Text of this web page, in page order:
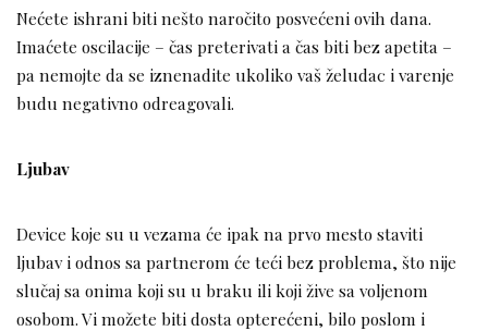
Nećete ishrani biti nešto naročito posvećeni ovih dana.
Imaćete oscilacije – čas preterivati a čas biti bez apetita –
pa nemojte da se iznenadite ukoliko vaš želudac i varenje
budu negativno odreagovali.
Ljubav
Device koje su u vezama će ipak na prvo mesto staviti
ljubav i odnos sa partnerom će teći bez problema, što nije
slučaj sa onima koji su u braku ili koji žive sa voljenom
osobom. Vi možete biti dosta opterećeni, bilo poslom i